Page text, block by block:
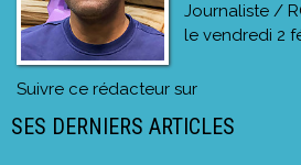
Journaliste /
le vendredi 2
Suivre ce rédacteur sur
SES DERNIERS ARTICLES